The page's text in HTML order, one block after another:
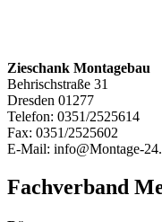
Zieschank Montagebau
Behrischstraße 31
Dresden 01277
Telefon: 0351/2525614
Fax: 0351/2525602
E-Mail: info@Montage-
Fachverband